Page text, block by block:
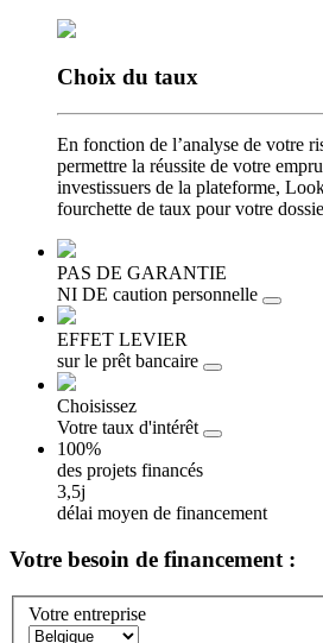
Choix du taux
En fonction de l’analyse de votre
permettre la réussite de votre
investissuers de la plateforme,
fourchette de taux pour votre
PAS DE GARANTIE
NI DE caution personnelle
EFFET LEVIER
sur le prêt bancaire
Choisissez
Votre taux d'intérêt
100%
des projets financés
3,5j
délai moyen de financement
Votre besoin de financement :
Votre entreprise